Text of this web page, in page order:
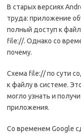
В старых версиях
труда: приложение
полный доступ к
file://. Однако со
почему.
Схема file:// по сути
к файлу в системе.
могло узнать и
приложения.
Со временем Google